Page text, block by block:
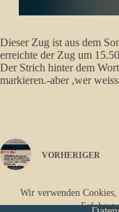
Wir verwenden
Dieser Zug ist aus dem
erreichte der Zug um
Der Strich hinter dem
markieren.-aber ,wer
VORHERIGER